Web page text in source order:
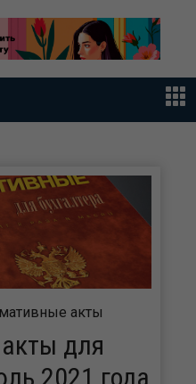
акты
для
2021 года